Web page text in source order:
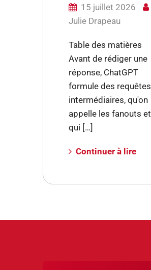
15 juillet 2026
Julie Drapeau
Table des matières
Avant de rédiger une
réponse, ChatGPT
formule des requêtes
intermédiaires, qu'on
appelle les fanouts et
qui […]
Continuer à lire